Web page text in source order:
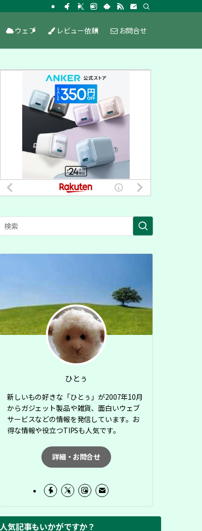
ウェブ レビュー依頼 お問合せ
ひとぅ
新しいもの好きな「ひとぅ」が2007年10月
からガジェット製品や雑貨、面白いウェブ
サービスなどの情報を発信しています。お
得な情報や役立つTIPSも人気です。
詳細・お問合せ
人気記事もいかがですか？